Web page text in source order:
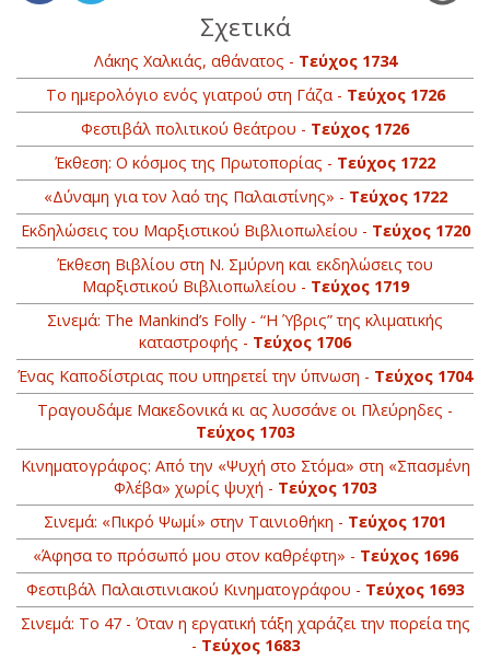
Σχετικά
Λάκης Χαλκιάς, αθάνατος - Τεύχος 1734
Το ημερολόγιο ενός γιατρού στη Γάζα - Τεύχος 1726
Φεστιβάλ πολιτικού θεάτρου - Τεύχος 1726
Έκθεση: Ο κόσμος της Πρωτοπορίας - Τεύχος 1722
«Δύναμη για τον λαό της Παλαιστίνης» - Τεύχος 1722
Εκδηλώσεις του Μαρξιστικού Βιβλιοπωλείου - Τεύχος 1720
Έκθεση Βιβλίου στη Ν. Σμύρνη και εκδηλώσεις του
Μαρξιστικού Βιβλιοπωλείου - Τεύχος 1719
Σινεμά: The Mankind’s Folly - “Η Ύβρις” της κλιματικής
καταστροφής - Τεύχος 1706
Ένας Καποδίστριας που υπηρετεί την ύπνωση - Τεύχος 1704
Τραγουδάμε Μακεδονικά κι ας λυσσάνε οι Πλεύρηδες -
Τεύχος 1703
Κινηματογράφος: Από την «Ψυχή στο Στόμα» στη «Σπασμένη
Φλέβα» χωρίς ψυχή - Τεύχος 1703
Σινεμά: «Πικρό Ψωμί» στην Ταινιοθήκη - Τεύχος 1701
«Άφησα το πρόσωπό μου στον καθρέφτη» - Τεύχος 1696
Φεστιβάλ Παλαιστινιακού Κινηματογράφου - Τεύχος 1693
Σινεμά: Το 47 - Όταν η εργατική τάξη χαράζει την πορεία της
- Τεύχος 1683